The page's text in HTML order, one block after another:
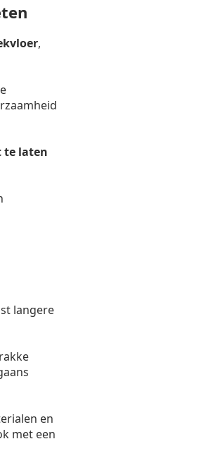
,
te laten
langere
en
met een